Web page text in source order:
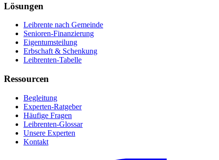
Lösungen
Leibrente nach Gemeinde
Senioren-Finanzierung
Eigentumsteilung
Erbschaft & Schenkung
Leibrenten-Tabelle
Ressourcen
Begleitung
Experten-Ratgeber
Häufige Fragen
Leibrenten-Glossar
Unsere Experten
Kontakt